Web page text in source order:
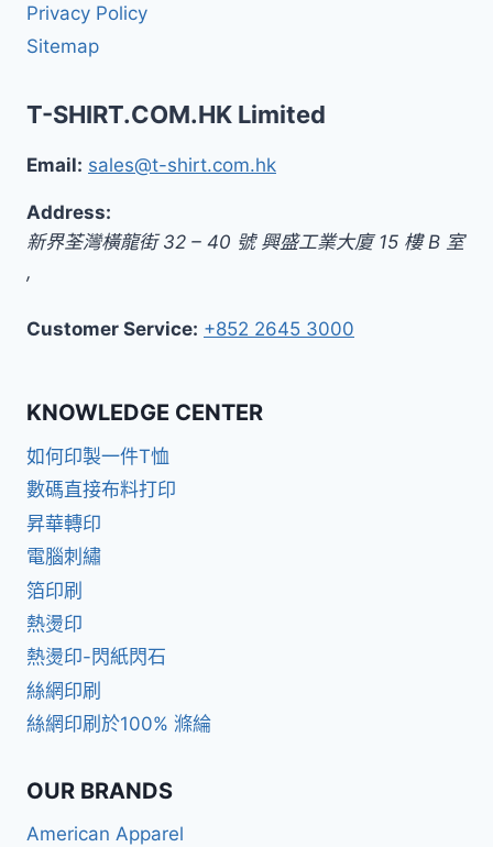
Privacy Policy
Sitemap
T-SHIRT.COM.HK Limited
Email: sales@t-shirt.com.hk
Address:
新界荃灣橫龍街 32 – 40 號 興盛工業大廈 15 樓 B 室
,
Customer Service: +852 2645 3000
KNOWLEDGE CENTER
如何印製一件T恤
數碼直接布料打印
昇華轉印
電腦刺繡
箔印刷
熱燙印
熱燙印-閃紙閃石
絲網印刷
絲網印刷於100% 滌綸
OUR BRANDS
American Apparel